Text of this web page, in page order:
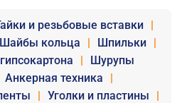
и резьбовые вставки
|
Шайбы кольца | Шпильки
|
|
Шурупы
Анкерная техника
|
| Уголки и пластины
|